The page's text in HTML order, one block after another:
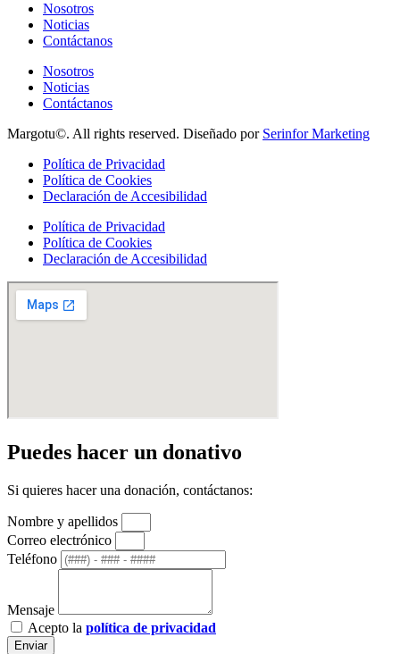
Nosotros
Noticias
Contáctanos
Nosotros
Noticias
Contáctanos
Margotu©. All rights reserved. Diseñado por Serinfor Marketing
Política de Privacidad
Política de Cookies
Declaración de Accesibilidad
Política de Privacidad
Política de Cookies
Declaración de Accesibilidad
Puedes hacer un donativo
Si quieres hacer una donación, contáctanos:
Nombre y apellidos
Correo electrónico
Teléfono
Mensaje
Acepto la política de privacidad
Enviar